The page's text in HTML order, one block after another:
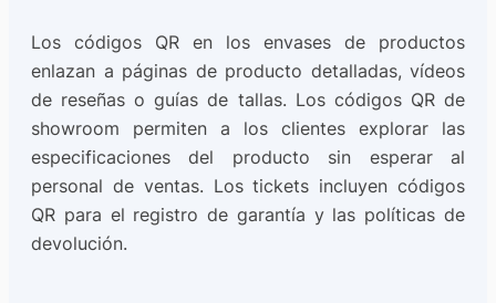
Los códigos QR en los envases de productos
enlazan a páginas de producto detalladas, vídeos
de reseñas o guías de tallas. Los códigos QR de
showroom permiten a los clientes explorar las
especificaciones del producto sin esperar al
personal de ventas. Los tickets incluyen códigos
QR para el registro de garantía y las políticas de
devolución.